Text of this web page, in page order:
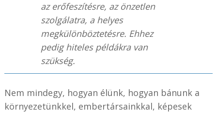
az erőfeszítésre, az önzetlen
szolgálatra, a helyes
megkülönböztetésre. Ehhez
pedig hiteles példákra van
szükség.
Nem mindegy, hogyan élünk, hogyan bánunk a
környezetünkkel, embertársainkkal, képesek